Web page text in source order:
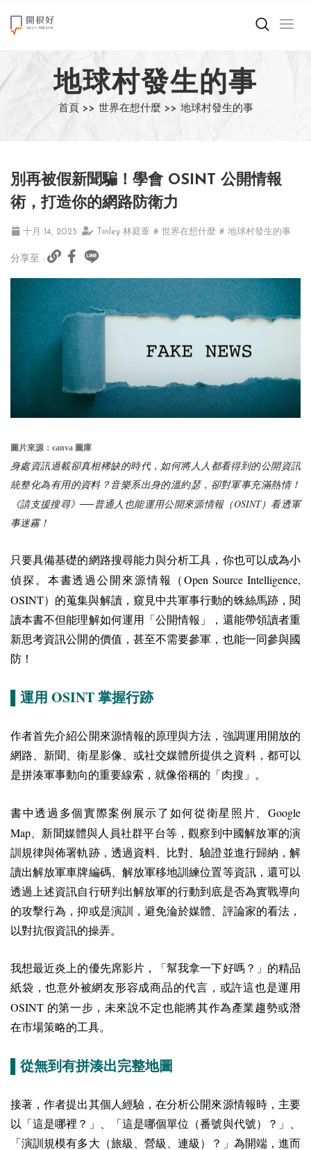
來點正能量
世界在想什麼
創造美好生活
職場商業經濟
影片專區
關於我們
地球村發生的事
首頁 >> 世界在想什麼 >> 地球村發生的事
別再被假新聞騙！學會 OSINT 公開情報
術，打造你的網路防衛力
十月 14, 2025 Tinley 林庭葦 # 世界在想什麼 # 地球村發生的事
分享至 :
圖片來源：canva 圖庫
身處資訊過載卻真相稀缺的時代，如何將人人都看得到的公開資訊
統整化為有用的資料？音樂系出身的溫約瑟，卻對軍事充滿熱情！
《請支援搜尋》──普通人也能運用公開來源情報（OSINT）看透軍
事迷霧！
只要具備基礎的網路搜尋能力與分析工具，你也可以成為小
偵探。本書透過公開來源情報（Open Source Intelligence,
OSINT）的蒐集與解讀，窺見中共軍事行動的蛛絲馬跡，閱
讀本書不但能理解如何運用「公開情報」，還能帶領讀者重
新思考資訊公開的價值，甚至不需要參軍，也能一同參與國
防！
▌運用 OSINT 掌握行跡
作者首先介紹公開來源情報的原理與方法，強調運用開放的
網路、新聞、衛星影像、或社交媒體所提供之資料，都可以
是拼湊軍事動向的重要線索，就像俗稱的「肉搜」。
書中透過多個實際案例展示了如何從衛星照片、 Google
Map 、新聞媒體與人員社群平台等，觀察到中國解放軍的演
訓規律與佈署軌跡，透過資料、比對、驗證並進行歸納，解
讀出解放軍車牌編碼、解放軍移地訓練位置等資訊，還可以
透過上述資訊自行研判出解放軍的行動到底是否為實戰導向
的攻擊行為，抑或是演訓，避免淪於媒體、評論家的看法，
以對抗假資訊的操弄。
我想最近炎上的優先席影片，「幫我拿一下好嗎？」的精品
紙袋，也意外被網友形容成商品的代言，或許這也是運用
OSINT 的第一步，未來說不定也能將其作為產業趨勢或潛
在市場策略的工具。
▌從無到有拼湊出完整地圖
接著，作者提出其個人經驗，在分析公開來源情報時，主要
以「這是哪裡？」、「這是哪個單位（番號與代號）？」、
「演訓規模有多大（旅級、營級、連級）？」為開端，進而